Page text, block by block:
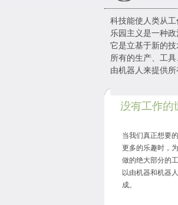
科技能使人类从工
乐园主义是一种
它是立基于新的技
所有的生产、工
由机器人来提供
没有工作的
当我们真正想要
更多的乐趣时，
做的绝大部分的
以由机器和机器
成。